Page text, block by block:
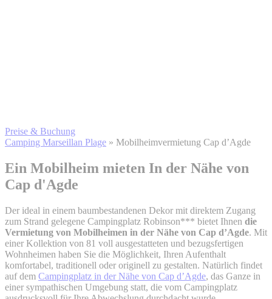
Preise & Buchung
Camping Marseillan Plage » Mobilheimvermietung Cap d’Agde
Ein Mobilheim mieten In der Nähe von
Cap d'Agde
Der ideal in einem baumbestandenen Dekor mit direktem Zugang
zum Strand gelegene Campingplatz Robinson*** bietet Ihnen die
Vermietung von Mobilheimen in der Nähe von Cap d’Agde. Mit
einer Kollektion von 81 voll ausgestatteten und bezugsfertigen
Wohnheimen haben Sie die Möglichkeit, Ihren Aufenthalt
komfortabel, traditionell oder originell zu gestalten. Natürlich findet
auf dem Campingplatz in der Nähe von Cap d’Agde, das Ganze in
einer sympathischen Umgebung statt, die vom Campingplatz